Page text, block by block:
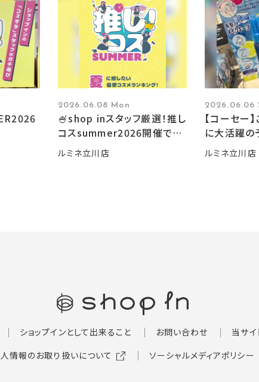
2026.06.08 Mon
🍧shop inスタッフ厳選！推し
コスsummer2026開催です
🍧
ルミネ立川店
2026.06.06
【コーセー
に大活躍
ルミネ立川店
ショップインとして出来ること お問い合わせ
当サイ
情報のお取り扱いについて ソーシャルメディアポリシー